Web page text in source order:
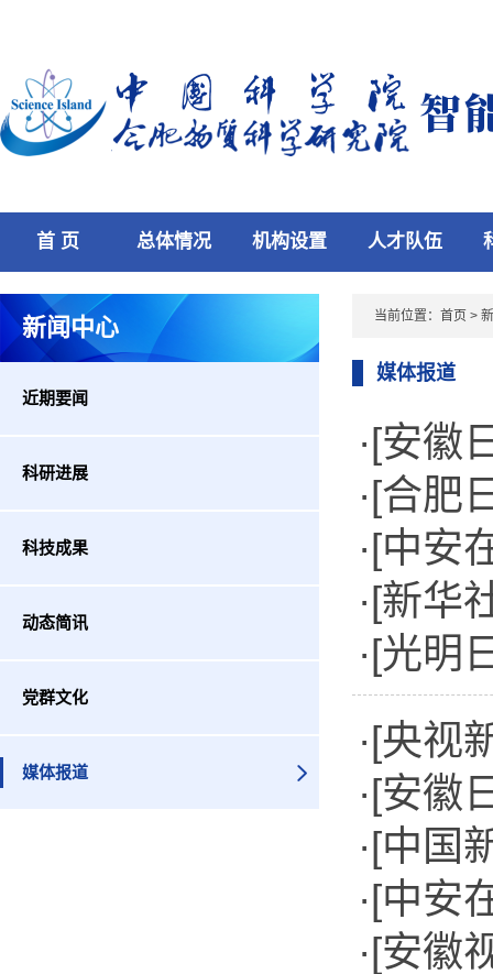
首 页 总体情况 机构设置 人才队伍
新闻中心
近期要闻
科研进展
科技成果
动态简讯
党群文化
媒体报道
当前位置： 首页 >
媒体报道
·[安徽
繁技术
·[合肥
·[中安
进一
·[新华
国各
·[光明
突破
·[央视
育种周
·[安徽
·[中国
·[中安
启动
·[安徽